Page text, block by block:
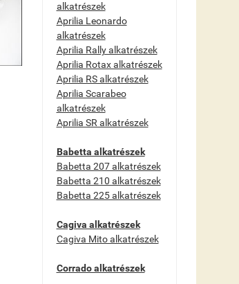
alkatrészek
Aprilia Leonardo
alkatrészek
Aprilia Rally alkatrészek
Aprilia Rotax alkatrészek
Aprilia RS alkatrészek
Aprilia Scarabeo
alkatrészek
Aprilia SR alkatrészek
Babetta alkatrészek
Babetta 207 alkatrészek
Babetta 210 alkatrészek
Babetta 225 alkatrészek
Cagiva alkatrészek
Cagiva Mito alkatrészek
Corrado alkatrészek